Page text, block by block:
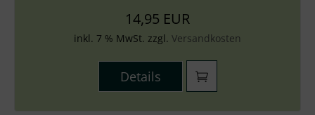
14,95 EUR
inkl. 7 % MwSt. zzgl. Versandkosten
Details